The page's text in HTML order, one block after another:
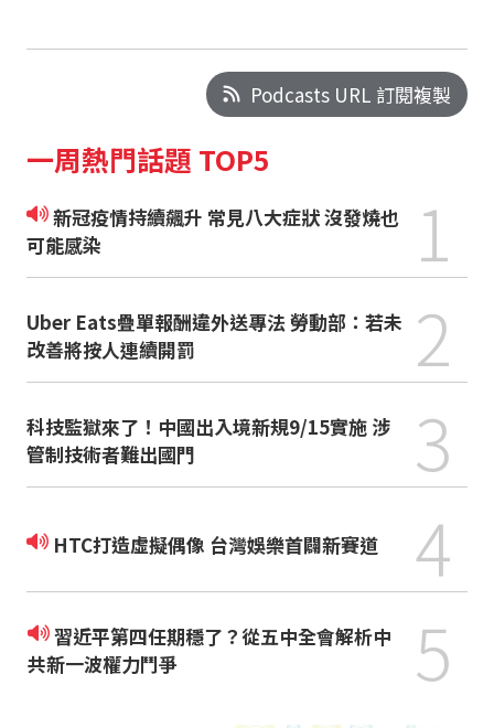
Podcasts URL 訂閱複製
一周熱門話題 TOP5
新冠疫情持續飆升 常見八大症狀 沒發燒也
可能感染
1
Uber Eats疊單報酬違外送專法 勞動部：若未
改善將按人連續開罰
2
科技監獄來了！中國出入境新規9/15實施 涉
管制技術者難出國門
3
HTC打造虛擬偶像 台灣娛樂首闢新賽道 4
習近平第四任期穩了？從五中全會解析中
共新一波權力鬥爭
5